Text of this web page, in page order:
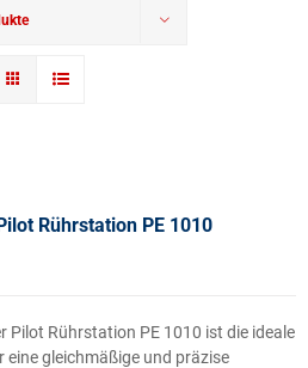
Rührstation PE 1010
Pilot Rührstation PE 1010 ist die ideale
eine gleichmäßige und präzise